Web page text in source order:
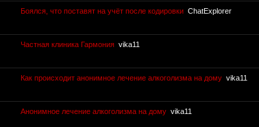
Боялся, что поставят на учёт после кодировки ChatExplorer
Частная клиника Гармония vika11
Как происходит анонимное лечение алкоголизма на дому vika11
Анонимное лечение алкоголизма на дому vika11